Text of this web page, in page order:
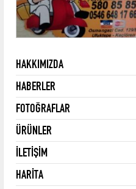
HAKKIMIZDA
HABERLER
FOTOĞRAFLAR
ÜRÜNLER
İLETİŞİM
HARİTA